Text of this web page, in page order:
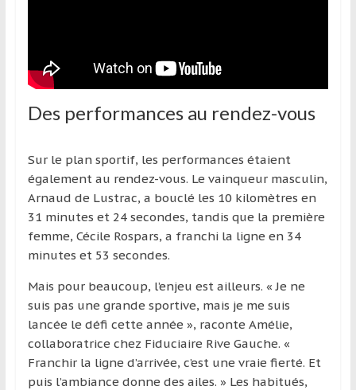
Des performances au rendez-vous
Sur le plan sportif, les performances étaient
également au rendez-vous. Le vainqueur masculin,
Arnaud de Lustrac, a bouclé les 10 kilomètres en
31 minutes et 24 secondes, tandis que la première
femme, Cécile Rospars, a franchi la ligne en 34
minutes et 53 secondes.
Mais pour beaucoup, l’enjeu est ailleurs. « Je ne
suis pas une grande sportive, mais je me suis
lancée le défi cette année », raconte Amélie,
collaboratrice chez Fiduciaire Rive Gauche. «
Franchir la ligne d’arrivée, c’est une vraie fierté. Et
puis l’ambiance donne des ailes. » Les habitués,